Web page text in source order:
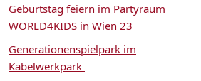
Geburtstag feiern im Partyraum
WORLD4KIDS in Wien 23
Generationenspielpark im
Kabelwerkpark